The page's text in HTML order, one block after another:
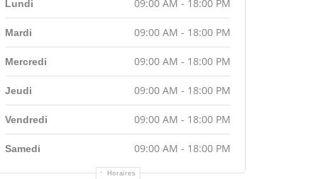
Horaires
Lundi 09:00 AM - 18:00 PM
Mardi 09:00 AM - 18:00 PM
Mercredi 09:00 AM - 18:00 PM
Jeudi 09:00 AM - 18:00 PM
Vendredi 09:00 AM - 18:00 PM
Samedi 09:00 AM - 18:00 PM